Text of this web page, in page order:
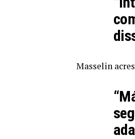
Masselin